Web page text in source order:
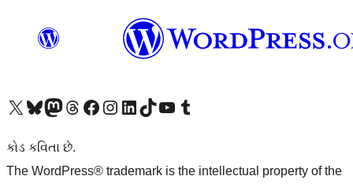
અમારા X (અગાઉ ટ્વિટર) એકાઉન્ટની મુલાકાત લોઅમારા Bluesky એકાઉન્ટની મુલાકાત લોઅમારા માસ્ટોડોન એકાઉન્ટની મુલાકાત લોઅમારા Threads એકાઉન્ટની મુલાકાત લો અમારા ફેસબુક પેજની મુલાકાત લોઅમારા ઇન્સ્ટાગ્રામ એકાઉન્ટની મુલાકાત લો અમારા LinkedIn એકાઉન્ટની મુલાકાત લોઅમારા TikTok એકાઉન્ટની મુલાકાત લોઅમારી YouTube ચેનલની મુલાકાત લો અમારા Tumblr એકાઉન્ટની મુલાકાત લો
કોડ કવિતા છે.
The WordPress® trademark is the intellectual property of the